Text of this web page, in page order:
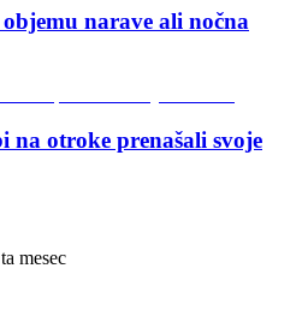
narave ali nočna
na otroke prenašali svoje
mesec